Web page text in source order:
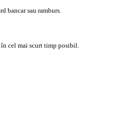
bancar sau ramburs.
cel mai scurt timp posibil.